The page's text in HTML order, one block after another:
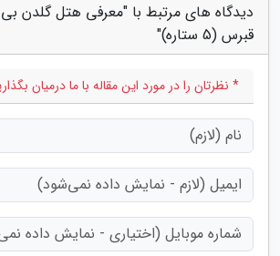
دیدگاه های مرتبط با "معرفی هتل گلدن بی
قبرس (5 ستاره)"
* نظرتان را در مورد این مقاله با ما درمیان